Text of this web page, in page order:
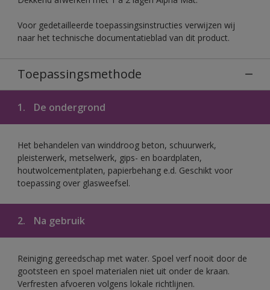
Voor gedetailleerde toepassingsinstructies verwijzen wij
naar het technische documentatieblad van dit product.
Toepassingsmethode
1. De ondergrond
Het behandelen van winddroog beton, schuurwerk,
pleisterwerk, metselwerk, gips- en boardplaten,
houtwolcementplaten, papierbehang e.d. Geschikt voor
toepassing over glasweefsel.
2. Na gebruik
Reiniging gereedschap met water. Spoel verf nooit door de
gootsteen en spoel materialen niet uit onder de kraan.
Verfresten afvoeren volgens lokale richtlijnen.